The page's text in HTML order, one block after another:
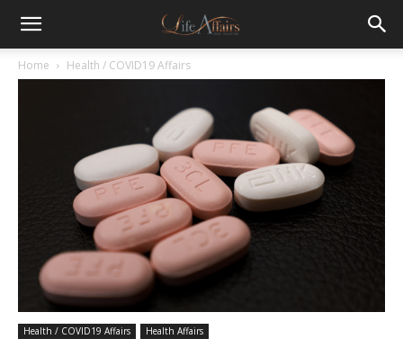
Home Health / COVID19 Affairs
Health / COVID19 Affairs Health Affairs